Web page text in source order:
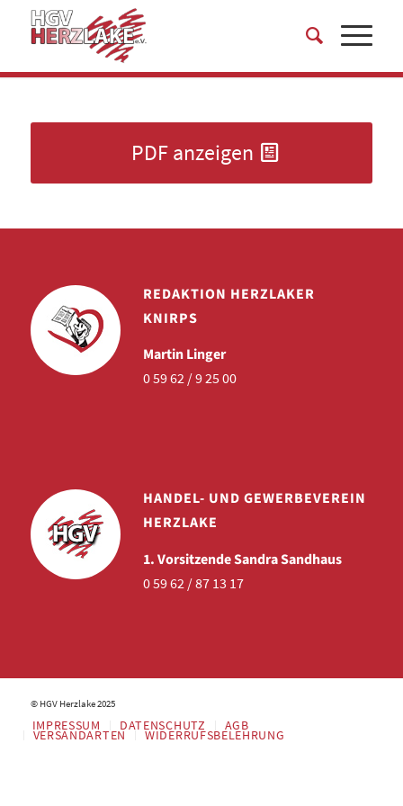
PDF anzeigen
REDAKTION HERZLAKER
KNIRPS
Martin Linger
0 59 62 / 9 25 00
HANDEL- UND GEWERBEVEREIN
HERZLAKE
1. Vorsitzende Sandra Sandhaus
0 59 62 / 87 13 17
© HGV Herzlake 2025
IMPRESSUM DATENSCHUTZ AGB
VERSANDARTEN WIDERRUFSBELEHRUNG